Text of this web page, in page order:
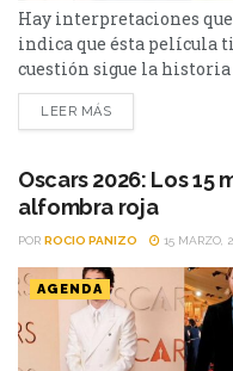
Hay interpretaciones
indica que ésta película
cuestión sigue la historia
futuro prometedor cuya
en el colegio,
de ese momento,
LEER MÁS
Oscars 2026: Los 15
alfombra roja
POR ROCIO PANIZO 15 MARZO,
AGENDA